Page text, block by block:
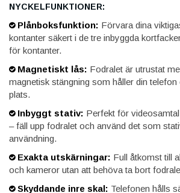
NYCKELFUNKTIONER:
Plånboksfunktion: Förvara dina
kontanter säkert i de tre inbyggda
för kontanter.
Magnetiskt lås: Fodralet är utrustat
magnetisk stängning som håller din
plats.
Inbyggt stativ: Perfekt för
– fäll upp fodralet och använd det som
användning.
Exakta utskärningar: Full åtkomst till
och kameror utan att behöva ta bort
Skyddande inre skal: Telefonen hålls